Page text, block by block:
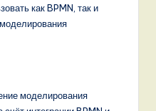
как BPMN, так и
моделирования